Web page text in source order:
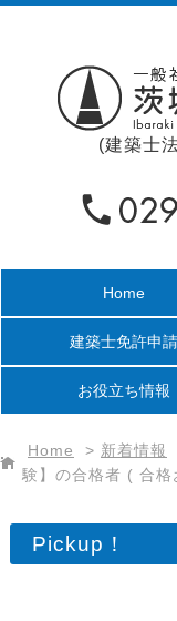
(建築士
Home
建築士免許申請
お役立ち情報
Home > 新着情報
験】の合格者 ( 合
Pickup！